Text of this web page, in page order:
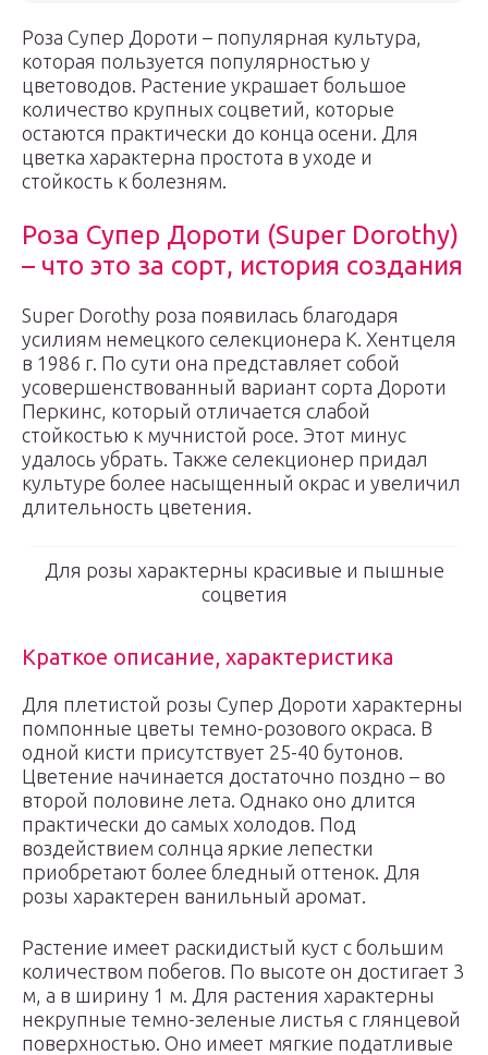
Роза Супер Дороти – популярная культура,
которая пользуется популярностью у
цветоводов. Растение украшает большое
количество крупных соцветий, которые
остаются практически до конца осени. Для
цветка характерна простота в уходе и
стойкость к болезням.
Роза Супер Дороти (Super Dorothy)
– что это за сорт, история создания
Super Dorothy роза появилась благодаря
усилиям немецкого селекционера К. Хентцеля
в 1986 г. По сути она представляет собой
усовершенствованный вариант сорта Дороти
Перкинс, который отличается слабой
стойкостью к мучнистой росе. Этот минус
удалось убрать. Также селекционер придал
культуре более насыщенный окрас и увеличил
длительность цветения.
Для розы характерны красивые и пышные
соцветия
Краткое описание, характеристика
Для плетистой розы Супер Дороти характерны
помпонные цветы темно-розового окраса. В
одной кисти присутствует 25-40 бутонов.
Цветение начинается достаточно поздно – во
второй половине лета. Однако оно длится
практически до самых холодов. Под
воздействием солнца яркие лепестки
приобретают более бледный оттенок. Для
розы характерен ванильный аромат.
Растение имеет раскидистый куст с большим
количеством побегов. По высоте он достигает 3
м, а в ширину 1 м. Для растения характерны
некрупные темно-зеленые листья с глянцевой
поверхностью. Оно имеет мягкие податливые